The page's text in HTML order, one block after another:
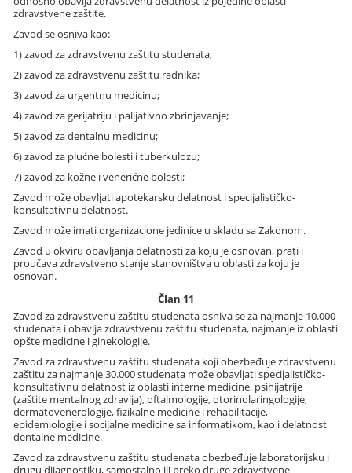
zdravstvene zaštite.
Zavod se osniva kao:
1) zavod za zdravstvenu zaštitu studenata;
2) zavod za zdravstvenu zaštitu radnika;
3) zavod za urgentnu medicinu;
4) zavod za gerijatriju i palijativno zbrinjavanje;
5) zavod za dentalnu medicinu;
6) zavod za plućne bolesti i tuberkulozu;
7) zavod za kožne i venerične bolesti;
Zavod može obavljati apotekarsku delatnost i specijalističko-
konsultativnu delatnost.
Zavod može imati organizacione jedinice u skladu sa Zakonom.
Zavod u okviru obavljanja delatnosti za koju je osnovan, prati i
proučava zdravstveno stanje stanovništva u oblasti za koju je
osnovan.
Član 11
Zavod za zdravstvenu zaštitu studenata osniva se za najmanje 10.000
studenata i obavlja zdravstvenu zaštitu studenata, najmanje iz oblasti
opšte medicine i ginekologije.
Zavod za zdravstvenu zaštitu studenata koji obezbeđuje zdravstvenu
zaštitu za najmanje 30.000 studenata može obavljati specijalističko-
konsultativnu delatnost iz oblasti interne medicine, psihijatrije
(zaštite mentalnog zdravlja), oftalmologije, otorinolaringologije,
dermatovenerologije, fizikalne medicine i rehabilitacije,
epidemiologije i socijalne medicine sa informatikom, kao i delatnost
dentalne medicine.
Zavod za zdravstvenu zaštitu studenata obezbeđuje laboratorijsku i
drugu dijagnostiku, samostalno ili preko druge zdravstvene